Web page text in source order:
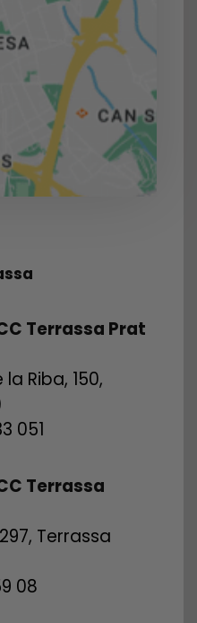
Terrassa Prat
Riba, 150,
051
Terrassa
Terrassa
08